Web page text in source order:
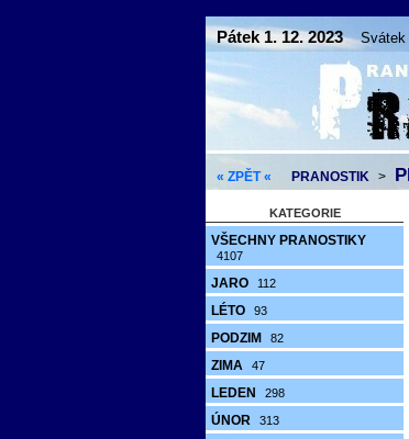
Pátek 1. 12. 2023 Svátek
« ZPĚT « PRANOSTIK >
KATEGORIE
VŠECHNY PRANOSTIKY
4107
JARO 112
LÉTO 93
PODZIM 82
ZIMA 47
LEDEN 298
ÚNOR 313